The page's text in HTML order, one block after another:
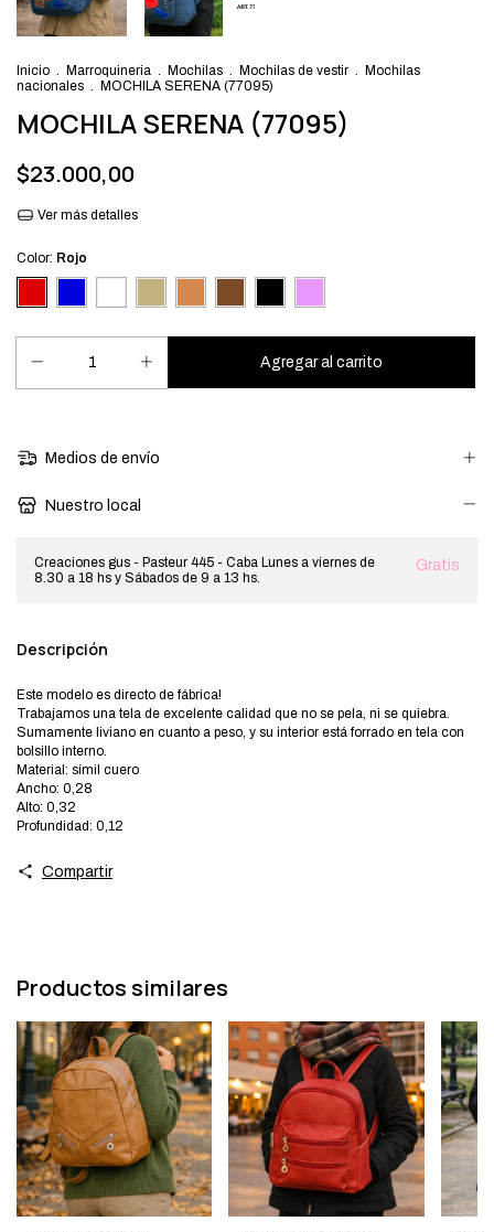
Inicio . Marroquineria . Mochilas . Mochilas de vestir .
Mochilas
nacionales . MOCHILA SERENA (77095)
MOCHILA SERENA (77095)
$23.000,00
Ver más detalles
Color: Rojo
Medios de envío
Nuestro local
Creaciones gus - Pasteur 445 - Caba Lunes a viernes de
8.30 a 18 hs y Sábados de 9 a 13 hs.
Gratis
Descripción
Este modelo es directo de fábrica!
Trabajamos una tela de excelente calidad que no se pela, ni se quiebra.
Sumamente liviano en cuanto a peso, y su interior está forrado en tela con
bolsillo interno.
Material: símil cuero
Ancho: 0,28
Alto: 0,32
Profundidad: 0,12
Compartir
Productos similares